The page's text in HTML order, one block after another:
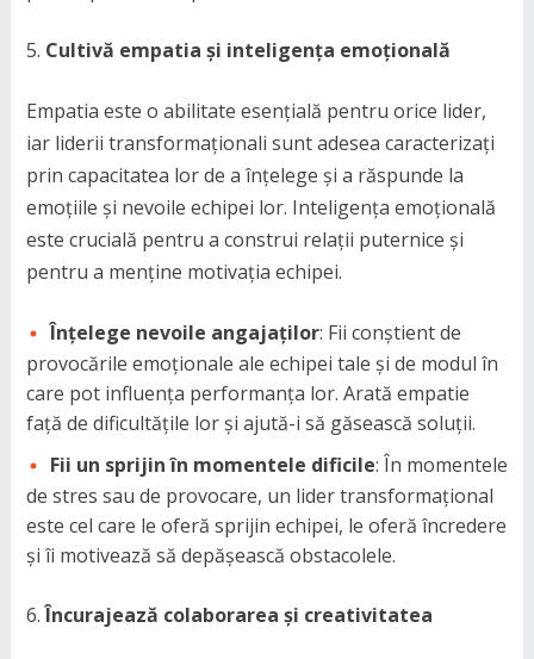
Cultivă empatia și inteligența emoțională
Empatia este o abilitate esențială pentru orice lider,
iar liderii transformaționali sunt adesea caracterizați
prin capacitatea lor de a înțelege și a răspunde la
emoțiile și nevoile echipei lor. Inteligența emoțională
este crucială pentru a construi relații puternice și
pentru a menține motivația echipei.
Înțelege nevoile angajaților: Fii conștient de
provocările emoționale ale echipei tale și de modul în
care pot influența performanța lor. Arată empatie
față de dificultățile lor și ajută-i să găsească soluții.
Fii un sprijin în momentele dificile: În momentele
de stres sau de provocare, un lider transformațional
este cel care le oferă sprijin echipei, le oferă încredere
și îi motivează să depășească obstacolele.
Încurajează colaborarea și creativitatea